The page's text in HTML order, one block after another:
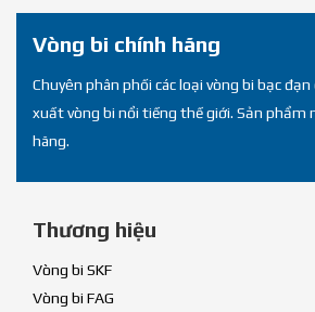
Vòng bi chính hãng
Chuyên phân phối các loại vòng bi bạc đạn
xuất vòng bi nổi tiếng thế giới. Sản phẩm
hãng.
Thương hiệu
Vòng bi SKF
Vòng bi FAG